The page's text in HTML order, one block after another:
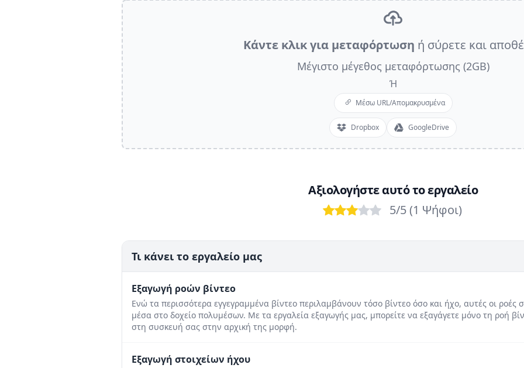
Κάντε κλικ για μεταφόρτωση ή σύρετε και
Μέγιστο μέγεθος μεταφόρτωσης (2GB)
Ή
Μέσω URL/Απομακρυσμένα
Dropbox GoogleDrive
Αξιολογήστε αυτό το εργαλείο
BadPoor
OKGoodExcellent
5/5 (1 Ψήφοι)
Τι κάνει το εργαλείο μας
Εξαγωγή ροών βίντεο
Ενώ τα περισσότερα εγγεγραμμένα βίντεο περιλαμβάνουν τόσο βίντεο όσο και ήχο, αυτές οι ροές
μέσα στο δοχείο πολυμέσων. Με τα εργαλεία εξαγωγής μας, μπορείτε να εξαγάγετε μόνο τη ροή
στη συσκευή σας στην αρχική της μορφή.
Εξαγωγή στοιχείων ήχου